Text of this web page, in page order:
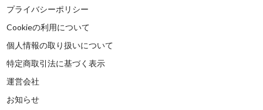
プライバシーポリシー
Cookieの利用について
個人情報の取り扱いについて
特定商取引法に基づく表示
運営会社
お知らせ